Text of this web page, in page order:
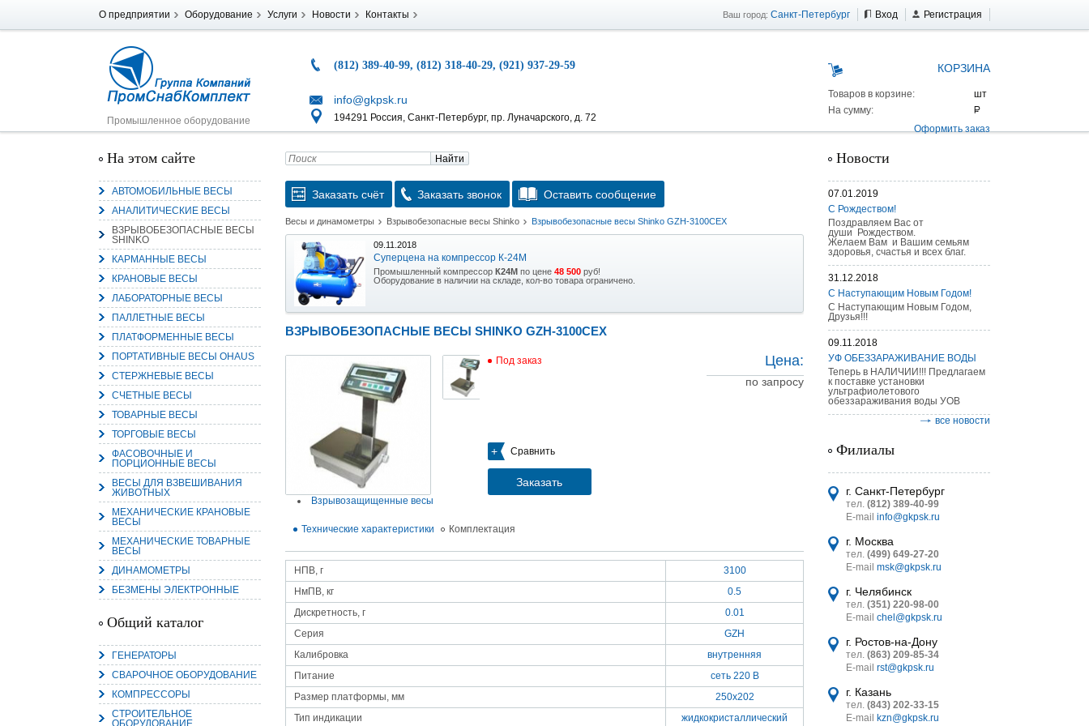
О предприятии Оборудование Услуги Новости Контакты Ваш город: Санкт-Петербург Вход Регистрация
Промышленное оборудование
(812) 389-40-99, (812) 318-40-29, (921) 937-29-59
info@gkpsk.ru
194291 Россия, Санкт-Петербург, пр. Луначарского, д. 72
КОРЗИНА
Товаров в корзине:
На сумму:
Оформить заказ
На этом сайте
АВТОМОБИЛЬНЫЕ ВЕСЫ
АНАЛИТИЧЕСКИЕ ВЕСЫ
ВЗРЫВОБЕЗОПАСНЫЕ ВЕСЫ
SHINKO
КАРМАННЫЕ ВЕСЫ
КРАНОВЫЕ ВЕСЫ
ЛАБОРАТОРНЫЕ ВЕСЫ
ПАЛЛЕТНЫЕ ВЕСЫ
ПЛАТФОРМЕННЫЕ ВЕСЫ
ПОРТАТИВНЫЕ ВЕСЫ OHAUS
СТЕРЖНЕВЫЕ ВЕСЫ
СЧЕТНЫЕ ВЕСЫ
ТОВАРНЫЕ ВЕСЫ
ТОРГОВЫЕ ВЕСЫ
ФАСОВОЧНЫЕ И
ПОРЦИОННЫЕ ВЕСЫ
ВЕСЫ ДЛЯ ВЗВЕШИВАНИЯ
ЖИВОТНЫХ
МЕХАНИЧЕСКИЕ КРАНОВЫЕ
ВЕСЫ
МЕХАНИЧЕСКИЕ ТОВАРНЫЕ
ВЕСЫ
ДИНАМОМЕТРЫ
БЕЗМЕНЫ ЭЛЕКТРОННЫЕ
Общий каталог
ГЕНЕРАТОРЫ
СВАРОЧНОЕ ОБОРУДОВАНИЕ
КОМПРЕССОРЫ
СТРОИТЕЛЬНОЕ
ОБОРУДОВАНИЕ
Найти
Заказать счёт Заказать звонок Оставить сообщение
Весы и динамометры Взрывобезопасные весы Shinko Взрывобезопасные весы Shinko GZH-3100CEX
09.11.2018
Суперцена на компрессор К-24М
Промышленный компрессор К24М по цене 48 500 руб!
Оборудование в наличии на складе, кол-во товара ограничено.
15.10.2018
Уникальная возможность приобрести (в наличии на складе) тележку гидравлическую AS 25 г/п
05.09.2018
Новое поступление на склад насосов
Насосы Calpeda в НАЛИЧИИ
https://www.1nasos.ru/vodosnabzhenie-otoplenie/calpeda-mxh-203e
15.01.2018
Ручные насосы НБУ без торговой наценки!
Поступление насосов НБУ 700-02 на склад в Спб. Купите сегодня по цене производителя!
Насос бочковой универсальный НБУ 700-02 предназначен для перекачивания пищевых растительных
масел из бочек и других емкостей и соответствует государственным санитарно-эпидемеологическим
правилам и нормам.
15.01.2018
Оборудование в наличии на складе!!! Цены фиксированы!
Акция на Пневмонагнетатель ТОПОЛЬ 300 ТРАНСМИКС и Растворосмеситель
Растворосмеситель СКАУТ MINI
Товар имеется в наличии на складе.
Оборудование в наличии на складе.
ВЗРЫВОБЕЗОПАСНЫЕ ВЕСЫ SHINKO GZH-3100CEX
Под заказ
Сравнить
Заказать
Цена:
по запросу
Взрывозащищенные весы
Технические характеристики Комплектация
НПВ, г
3100
НмПВ, кг
0.5
Дискретность, г
0.01
Серия
GZH
Калибровка
внутренняя
Питание
сеть 220 В
Размер платформы, мм
250х202
Тип индикации
жидкокристаллический
Новости
07.01.2019
С Рождеством!
Поздравляем Вас от
души Рождеством.
Желаем Вам и Вашим семьям
здоровья, счастья и всех благ.
31.12.2018
С Наступающим Новым Годом!
С Наступающим Новым Годом,
Друзья!!!
09.11.2018
УФ ОБЕЗЗАРАЖИВАНИЕ ВОДЫ
Теперь в НАЛИЧИИ!!! Предлагаем
к поставке установки
ультрафиолетового
обеззараживания воды УОВ
все новости
Филиалы
г. Санкт-Петербург
тел. (812) 389-40-99
E-mail info@gkpsk.ru
г. Москва
тел. (499) 649-27-20
E-mail msk@gkpsk.ru
г. Челябинск
тел. (351) 220-98-00
E-mail chel@gkpsk.ru
г. Ростов-на-Дону
тел. (863) 209-85-34
E-mail rst@gkpsk.ru
г. Казань
тел. (843) 202-33-15
E-mail
kzn@gkpsk.ru